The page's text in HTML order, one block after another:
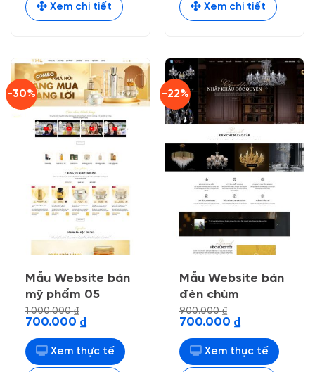
Xem chi tiết Xem chi tiết
-30%
Mẫu Website bán
mỹ phẩm 05
1.000.000₫
Giá
là:
1.000.000 ₫.
700.000 ₫Giá
hiện
tại
là:
700.000 ₫.
Xem thực tế
-22%
Mẫu Website bán
đèn chùm
900.000₫
Giá
là:
900.000 ₫.
700.000 ₫Giá
hiện
tại
là:
700.000 ₫.
Xem thực tế